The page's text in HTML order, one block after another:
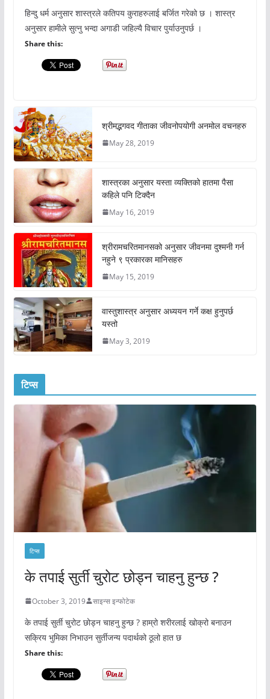
हिन्दु धर्म अनुसार शास्त्रले कतिपय कुराहरुलाई बर्जित गरेको छ । शास्त्र
अनुसार हामीले सुत्नु भन्दा अगाडी जहिल्यै विचार पुर्याउनुपर्छ ।
Share this:
श्रीमद्भगवद गीताका जीवनोपयोगी अनमोल वचनहरु
May 28, 2019
शास्त्रका अनुसार यस्ता व्यक्तिको हातमा पैसा
कहिले पनि टिक्दैन
May 16, 2019
श्रीरामचरितमानसको अनुसार जीवनमा दुश्मनी गर्न
नहुने ९ प्रकारका मानिसहरु
May 15, 2019
वास्तुशास्त्र अनुसार अध्ययन गर्ने कक्ष हुनुपर्छ
यस्तो
May 3, 2019
टिप्स
टिप्स
के तपाई सुर्ती चुरोट छोड्न चाहनु हुन्छ ?
October 3, 2019 साइन्स इन्फोटेक
के तपाई सुर्ती चुरोट छोड्न चाहनु हुन्छ ? हाम्रो शरीरलाई खोक्रो बनाउन
सक्रिय भुमिका निभाउन सुर्तीजन्य पदार्थको ठूलो हात छ
Share this: